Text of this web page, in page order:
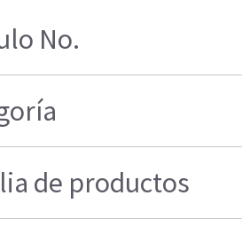
No.
de productos